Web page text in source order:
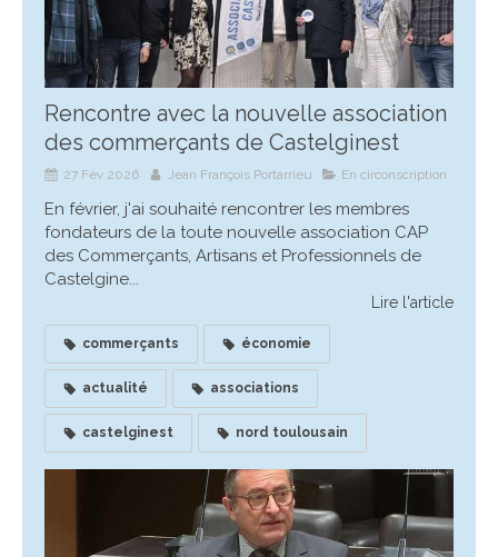
Rencontre avec la nouvelle association
des commerçants de Castelginest
27 Fév 2026 Jean François Portarrieu En circonscription
En février, j'ai souhaité rencontrer les membres
fondateurs de la toute nouvelle association CAP
des Commerçants, Artisans et Professionnels de
Castelgine...
Lire l'article
commerçants économie
actualité associations
castelginest nord toulousain